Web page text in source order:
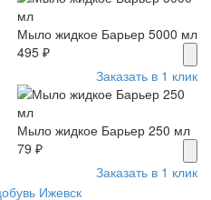
Мыло жидкое Барьер 5000 мл
495 ₽
Заказать в 1 клик
Мыло жидкое Барьер 250 мл
79 ₽
Заказать в 1 клик